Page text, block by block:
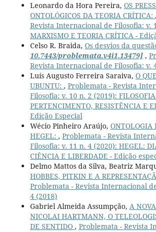
Leonardo da Hora Pereira, OS
ONTOLÓGICOS DA TEORIA CRÍTICA: ,
Revista Internacional de Filosofia: v.
MARXISMO E TEORIA CRÍTICA -
Celso R. Braida, Os desvios da
10.7443/problemata.v4i1.13479],
Revista Internacional de Filosofia: v.
Luís Augusto Ferreira Saraiva, O
UBUNTU: , Problemata - Revista
Filosofia: v. 10 n. 2 (2019):
PERTENCIMENTO, RESISTÊNCIA E
Edição Especial
Wécio Pinheiro Araújo, ONTOLOGIA
HEGEL: , Problemata - Revista
Filosofia: v. 11 n. 4 (2020): HEGEL:
CIÊNCIA E LIBERDADE - Edição
Delmo Mattos da Silva, Beatriz
HOBBES, PITKIN E A
Problemata - Revista Internacional
4 (2018)
Gabriel Almeida Assumpção, A
NICOLAI HARTMANN, O
DE SENTIDO , Problemata - Revista